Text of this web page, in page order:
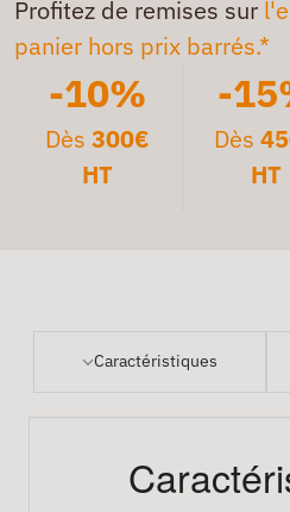
Profitez de remises sur
panier hors prix barrés.*
-10%
Dès300€
HT
-
Dès
HT
Caractéristiques